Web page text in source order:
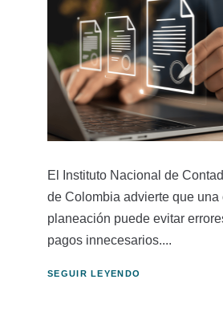
El Instituto Nacional de
de Colombia advierte que una
planeación puede evitar
pagos innecesarios....
SEGUIR LEYENDO